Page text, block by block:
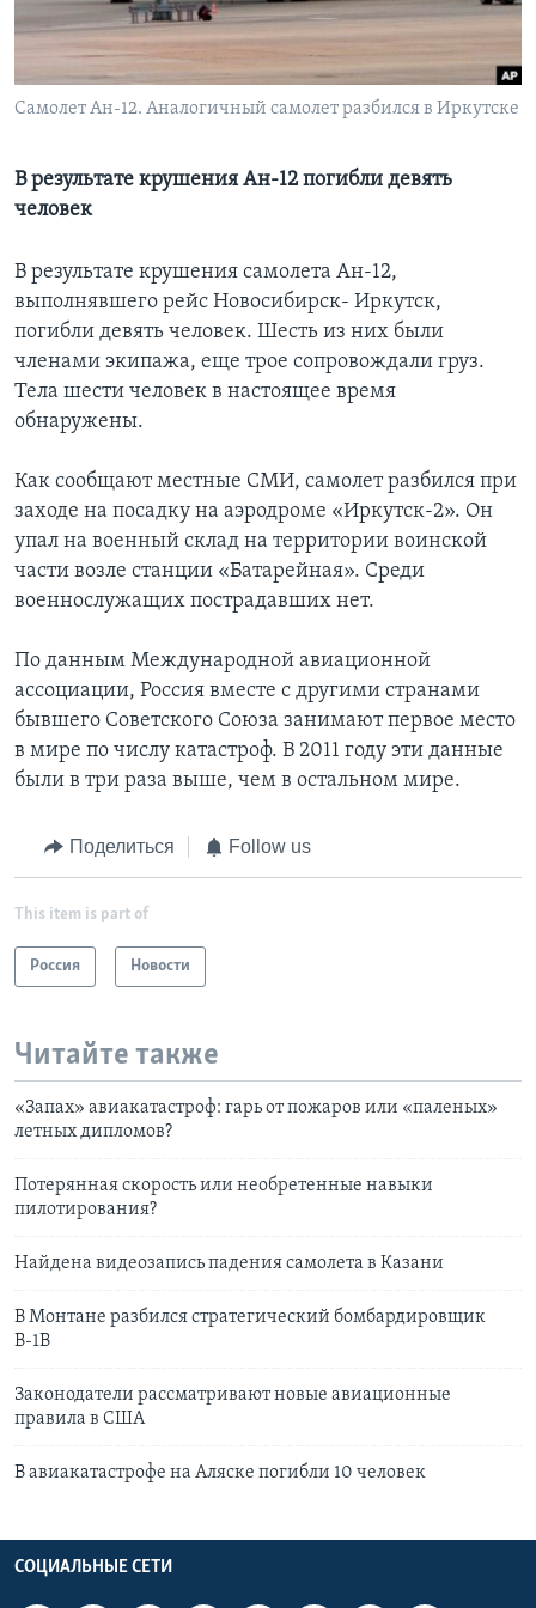
Learning English
СОЦИАЛЬНЫЕ СЕТИ
Языки
Самолет Ан-12. Аналогичный самолет разбился в Иркутске
В результате крушения Ан-12 погибли девять
человек
В результате крушения самолета Ан-12,
выполнявшего рейс Новосибирск- Иркутск,
погибли девять человек. Шесть из них были
членами экипажа, еще трое сопровождали груз.
Тела шести человек в настоящее время
обнаружены.
Как сообщают местные СМИ, самолет разбился при
заходе на посадку на аэродроме «Иркутск-2». Он
упал на военный склад на территории воинской
части возле станции «Батарейная». Среди
военнослужащих пострадавших нет.
По данным Международной авиационной
ассоциации, Россия вместе с другими странами
бывшего Советского Союза занимают первое место
в мире по числу катастроф. В 2011 году эти данные
были в три раза выше, чем в остальном мире.
Поделиться Follow us
This item is part of
Россия Новости
Читайте также
«Запах» авиакатастроф: гарь от пожаров или «паленых»
летных дипломов?
Потерянная скорость или необретенные навыки
пилотирования?
Найдена видеозапись падения самолета в Казани
В Монтане разбился стратегический бомбардировщик
В-1В
Законодатели рассматривают новые авиационные
правила в США
В авиакатастрофе на Аляске погибли 10 человек
СОЦИАЛЬНЫЕ СЕТИ